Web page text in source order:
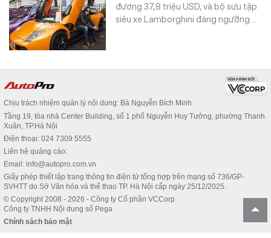
đương 37,8 triệu USD, và bộ sưu tập
siêu xe Lamborghini đáng ngưỡng…
Chịu trách nhiệm quản lý nội dung: Bà Nguyễn Bích Minh
Tầng 19, tòa nhà Center Building, số 1 phố Nguyễn Huy Tưởng, phường Thanh
Xuân, TP.Hà Nội
Điện thoại: 024 7309 5555
Liên hệ quảng cáo:
Email: info@autopro.com.vn
Giấy phép thiết lập trang thông tin điện tử tổng hợp trên mạng số 736/GP-
SVHTT do Sở Văn hóa và thể thao TP. Hà Nội cấp ngày 25/12/2025.
© Copyright 2008 - 2026 - Công ty Cổ phần VCCorp
Công ty TNHH Nội dung số Pega
Chính sách bảo mật